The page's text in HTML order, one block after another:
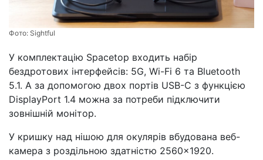
Фото: Sightful
У комплектацію Spacetop входить набір
бездротових інтерфейсів: 5G, Wi-Fi 6 та Bluetooth
5.1. А за допомогою двох портів USB-C з функцією
DisplayPort 1.4 можна за потреби підключити
зовнішній монітор.
У кришку над нішою для окулярів вбудована веб-
камера з роздільною здатністю 2560×1920.